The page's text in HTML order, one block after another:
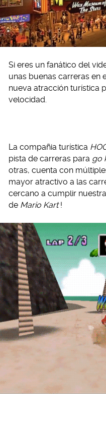
Si eres un fanático del
unas buenas carreras en
nueva atracción turística
velocidad.
La compañia turística
pista de carreras para go
otras, cuenta con
mayor atractivo a las
cercano a cumplir
de Mario Kart !